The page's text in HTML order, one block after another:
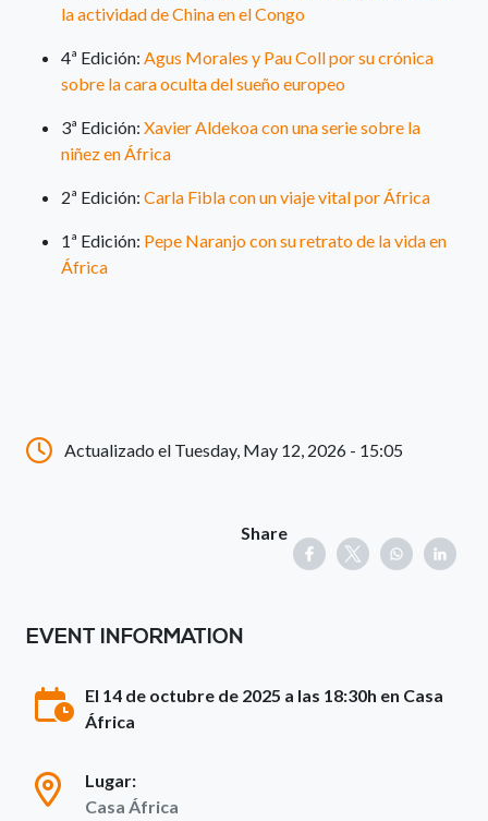
la actividad de China en el Congo
4ª Edición: Agus Morales y Pau Coll por su crónica
sobre la cara oculta del sueño europeo
3ª Edición: Xavier Aldekoa con una serie sobre la
niñez en África
2ª Edición: Carla Fibla con un viaje vital por África
1ª Edición: Pepe Naranjo con su retrato de la vida en
África
Actualizado el Tuesday, May 12, 2026 - 15:05
Share
EVENT INFORMATION
El 14 de octubre de 2025 a las 18:30h en Casa
África
Lugar:
Casa África